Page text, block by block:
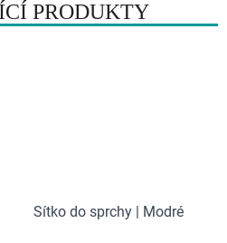
PRODUKTY
Sítko do sprchy | Modré